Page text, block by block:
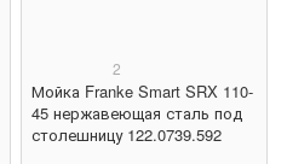
2
Мойка Franke Smart SRX 110-
45 нержавеющая сталь под
столешницу 122.0739.592